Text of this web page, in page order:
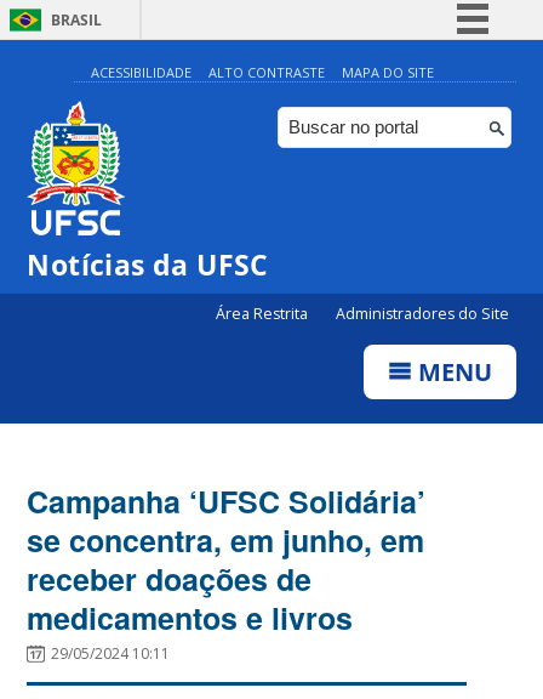
BRASIL
Simplifique!
Comunica BR
Participe
ACESSIBILIDADE ALTO CONTRASTE MAPA DO SITE
Notícias da UFSC
Área Restrita Administradores do Site
MENU
Campanha ‘UFSC Solidária’
se concentra, em junho, em
receber doações de
medicamentos e livros
29/05/2024 10:11